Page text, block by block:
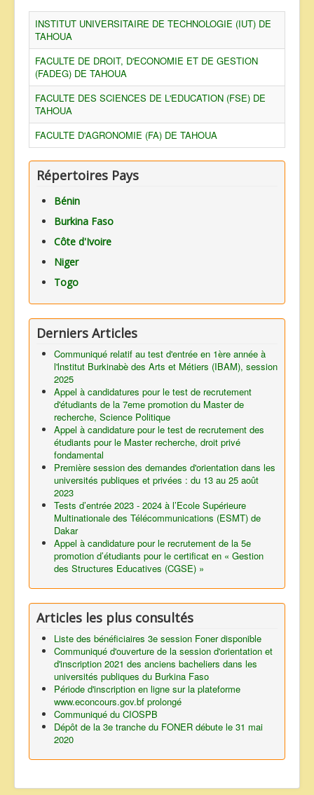
INSTITUT UNIVERSITAIRE DE TECHNOLOGIE (IUT) DE
TAHOUA
FACULTE DE DROIT, D'ECONOMIE ET DE GESTION
(FADEG) DE TAHOUA
FACULTE DES SCIENCES DE L'EDUCATION (FSE) DE
TAHOUA
FACULTE D'AGRONOMIE (FA) DE TAHOUA
Répertoires Pays
Bénin
Burkina Faso
Côte d'Ivoire
Niger
Togo
Derniers Articles
Communiqué relatif au test d'entrée en 1ère année à
l'lnstitut Burkinabè des Arts et Métiers (IBAM), session
2025
Appel à candidatures pour le test de recrutement
d'étudiants de la 7eme promotion du Master de
recherche, Science Politique
Appel à candidature pour le test de recrutement des
étudiants pour le Master recherche, droit privé
fondamental
Première session des demandes d'orientation dans les
universités publiques et privées : du 13 au 25 août
2023
Tests d’entrée 2023 - 2024 à l’Ecole Supérieure
Multinationale des Télécommunications (ESMT) de
Dakar
Appel à candidature pour le recrutement de la 5e
promotion d’étudiants pour le certificat en « Gestion
des Structures Educatives (CGSE) »
Articles les plus consultés
Liste des bénéficiaires 3e session Foner disponible
Communiqué d'ouverture de la session d'orientation et
d'inscription 2021 des anciens bacheliers dans les
universités publiques du Burkina Faso
Période d'inscription en ligne sur la plateforme
www.econcours.gov.bf prolongé
Communiqué du CIOSPB
Dépôt de la 3e tranche du FONER débute le 31 mai
2020